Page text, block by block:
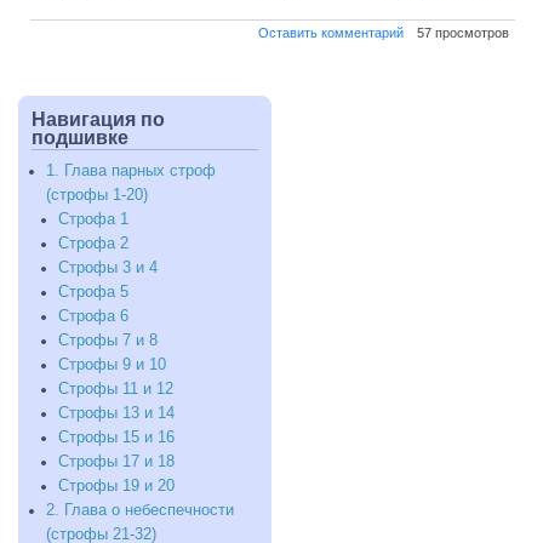
по
и
10
Оставить комментарий 57 просмотров
Навигация по
подшивке
1. Глава парных строф
(строфы 1-20)
Строфа 1
Строфа 2
Строфы 3 и 4
Строфа 5
Строфа 6
Строфы 7 и 8
Строфы 9 и 10
Строфы 11 и 12
Строфы 13 и 14
Строфы 15 и 16
Строфы 17 и 18
Строфы 19 и 20
2. Глава о небеспечности
(строфы 21-32)